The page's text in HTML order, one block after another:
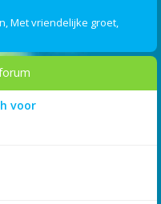
Met vriendelijke groet,
voor